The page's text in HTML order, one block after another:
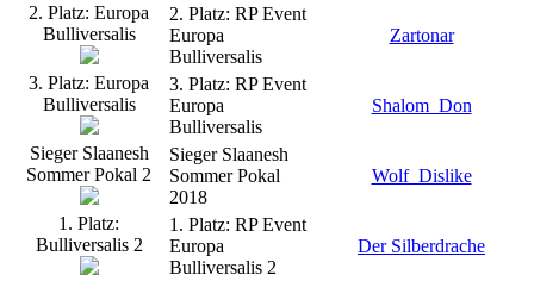
2. Platz: Europa
Bulliversalis
2. Platz: RP Event
Europa
Bulliversalis
Zartonar
3. Platz: Europa
Bulliversalis
3. Platz: RP Event
Europa
Bulliversalis
Shalom_Don
Sieger Slaanesh
Sommer Pokal 2
Sieger Slaanesh
Sommer Pokal
2018
Wolf_Dislike
1. Platz:
Bulliversalis 2
1. Platz: RP Event
Europa
Bulliversalis 2
Der Silberdrache